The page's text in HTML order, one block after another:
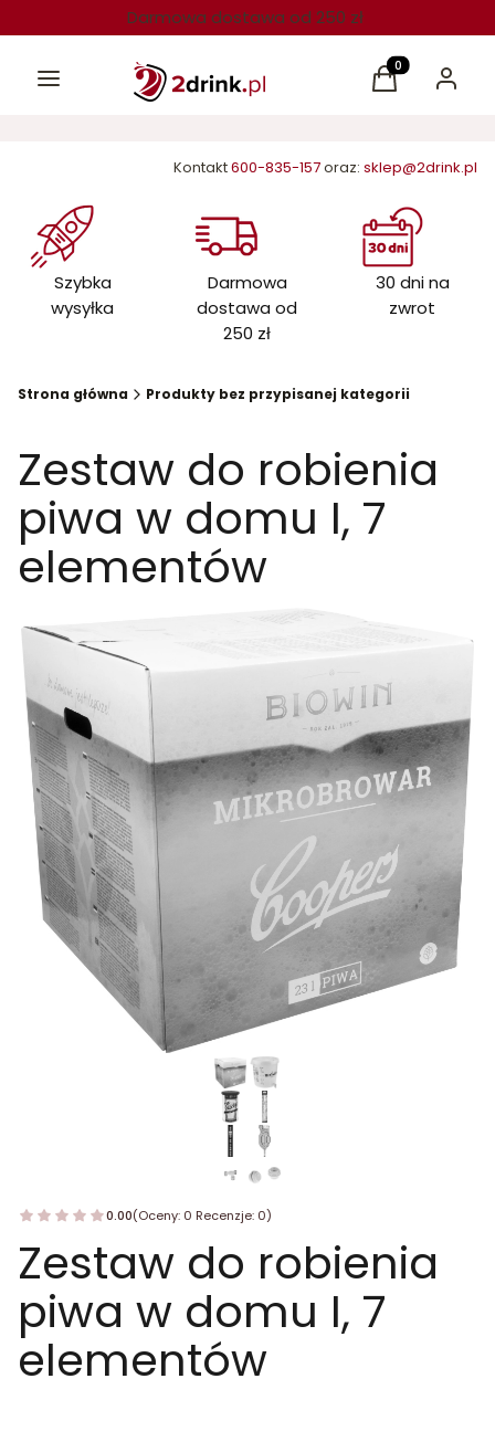
Darmowa dostawa od 250 zł
Menu Produkty w
Koszyk Zaloguj
Kontakt600-835-157oraz: sklep@2drink.pl
Szybka
wysyłka
Darmowa
dostawa od
250 zł
30 dni na
zwrot
Strona główna Produkty bez przypisanej kategorii
Zestaw do robienia
piwa w domu I, 7
elementów
0.00(Oceny: 0 Recenzje: 0)
Zestaw do robienia
piwa w domu I, 7
elementów